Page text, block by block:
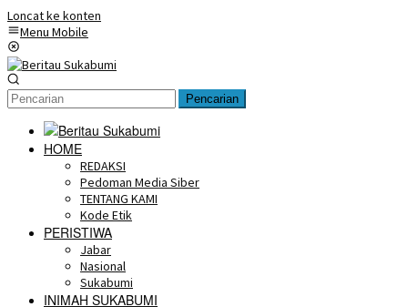
Loncat ke konten
Menu Mobile
Pencarian
HOME
REDAKSI
Pedoman Media Siber
TENTANG KAMI
Kode Etik
PERISTIWA
Jabar
Nasional
Sukabumi
INIMAH SUKABUMI